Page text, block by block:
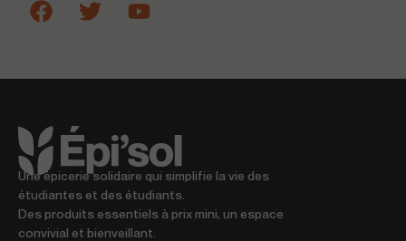
Une épicerie solidaire qui simplifie la vie des
étudiantes et des étudiants.
Des produits essentiels à prix mini, un espace
convivial et bienveillant.